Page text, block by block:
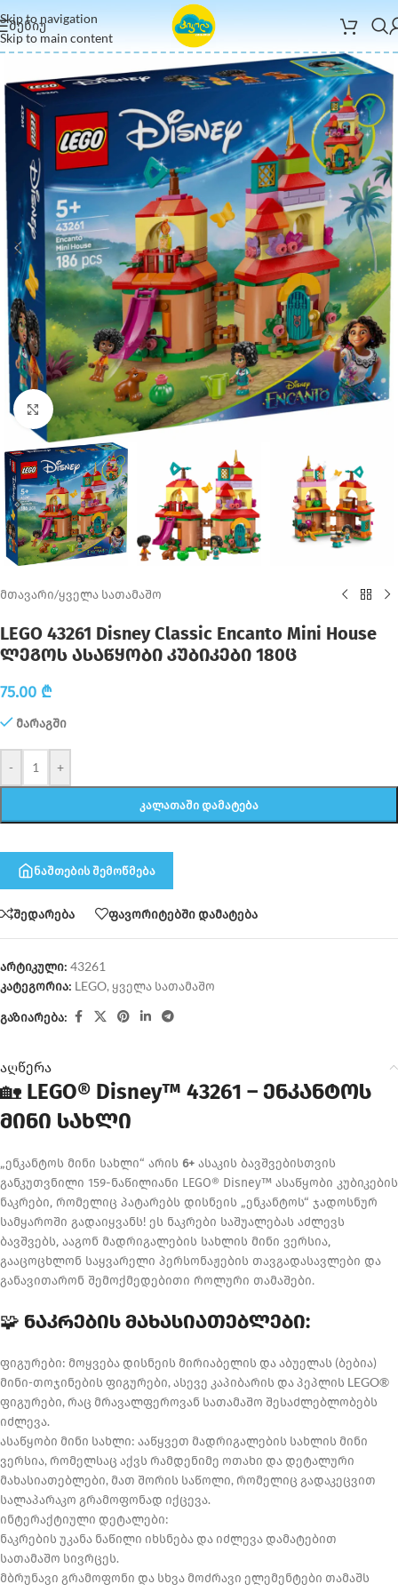
Skip to navigation
Skip to main content
ᲛᲔᲜᲘᲣ
Click to enlarge
მთავარი/ყველა სათამაშო
LEGO 43261 Disney Classic Encanto Mini House
ლეგოს ასაწყობი კუბიკები 180ც
75.00 ₾
მარაგში
- +
ᲙᲐᲚᲐᲗᲐᲨᲘ ᲓᲐᲛᲐᲢᲔᲑᲐ
ნაშთების შემოწმება
შედარება ფავორიტებში დამატება
არტიკული: 43261
კატეგორია: LEGO, ყველა სათამაშო
გაზიარება:
აღწერა
🏡 LEGO® Disney™ 43261 – ენკანტოს
მინი სახლი
„ენკანტოს მინი სახლი“ არის 6+ ასაკის ბავშვებისთვის
განკუთვნილი 159-ნაწილიანი LEGO® Disney™ ასაწყობი კუბიკების
ნაკრები, რომელიც პატარებს დისნეის „ენკანტოს“ ჯადოსნურ
სამყაროში გადაიყვანს! ეს ნაკრები საშუალებას აძლევს
ბავშვებს, ააგონ მადრიგალების სახლის მინი ვერსია,
გააცოცხლონ საყვარელი პერსონაჟების თავგადასავლები და
განავითარონ შემოქმედებითი როლური თამაშები.
🧩 ნაკრების მახასიათებლები:
ფიგურები: მოყვება დისნეის მირიაბელის და აბუელას (ბებია)
მინი-თოჯინების ფიგურები, ასევე კაპიბარის და პეპლის LEGO®
ფიგურები, რაც მრავალფეროვან სათამაშო შესაძლებლობებს
იძლევა.
ასაწყობი მინი სახლი: ააწყვეთ მადრიგალების სახლის მინი
ვერსია, რომელსაც აქვს რამდენიმე ოთახი და დეტალური
მახასიათებლები, მათ შორის საწოლი, რომელიც გადაკეცვით
სალაპარაკო გრამოფონად იქცევა.
ინტერაქტიული დეტალები:
ნაკრების უკანა ნაწილი იხსნება და იძლევა დამატებით
სათამაშო სივრცეს.
მბრუნავი გრამოფონი და სხვა მოძრავი ელემენტები თამაშს